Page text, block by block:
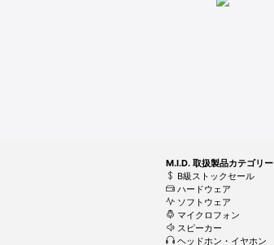
M.I.D. 取扱製品カテゴリー
B級ストックセール
ハードウェア
ソフトウェア
マイクロフォン
スピーカー
ヘッドホン・イヤホン